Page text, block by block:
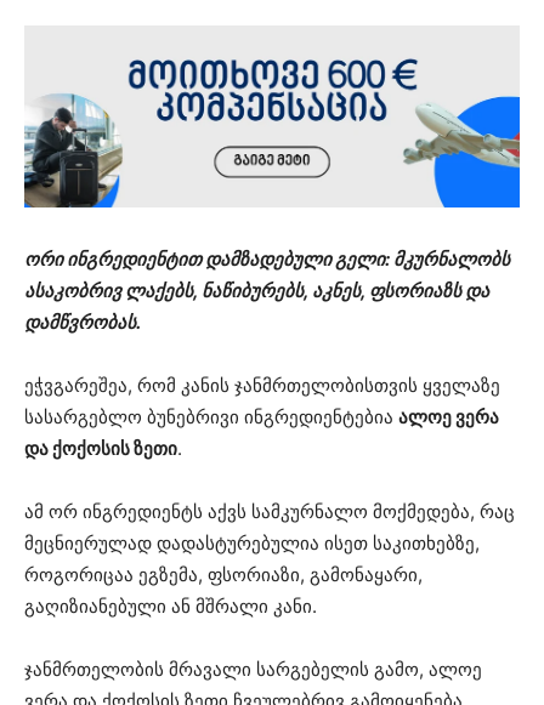
ორი ინგრედიენტით დამზადებული გელი: მკურნალობს
ასაკობრივ ლაქებს, ნაწიბურებს, აკნეს, ფსორიაზს და
დამწვრობას.
ეჭვგარეშეა, რომ კანის ჯანმრთელობისთვის ყველაზე
სასარგებლო ბუნებრივი ინგრედიენტებია ალოე ვერა
და ქოქოსის ზეთი.
ამ ორ ინგრედიენტს აქვს სამკურნალო მოქმედება, რაც
მეცნიერულად დადასტურებულია ისეთ საკითხებზე,
როგორიცაა ეგზემა, ფსორიაზი, გამონაყარი,
გაღიზიანებული ან მშრალი კანი.
ჯანმრთელობის მრავალი სარგებელის გამო, ალოე
ვერა და ქოქოსის ზეთი ჩვეულებრივ გამოიყენება